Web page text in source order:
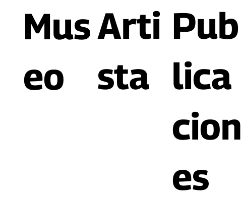
Mus
eo
Arti
sta
Pub
lica
cion
es